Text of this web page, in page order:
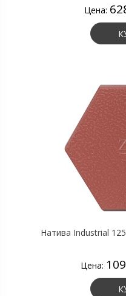
Цена:
Натива Industrial
Цена: